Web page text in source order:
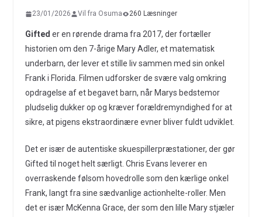
23/01/2026 Vil fra Osuma 260 Læsninger
Gifted er en rørende drama fra 2017, der fortæller
historien om den 7-årige Mary Adler, et matematisk
underbarn, der lever et stille liv sammen med sin onkel
Frank i Florida. Filmen udforsker de svære valg omkring
opdragelse af et begavet barn, når Marys bedstemor
pludselig dukker op og kræver forældremyndighed for at
sikre, at pigens ekstraordinære evner bliver fuldt udviklet.
Det er især de autentiske skuespillerpræstationer, der gør
Gifted til noget helt særligt. Chris Evans leverer en
overraskende følsom hovedrolle som den kærlige onkel
Frank, langt fra sine sædvanlige actionhelte-roller. Men
det er især McKenna Grace, der som den lille Mary stjæler